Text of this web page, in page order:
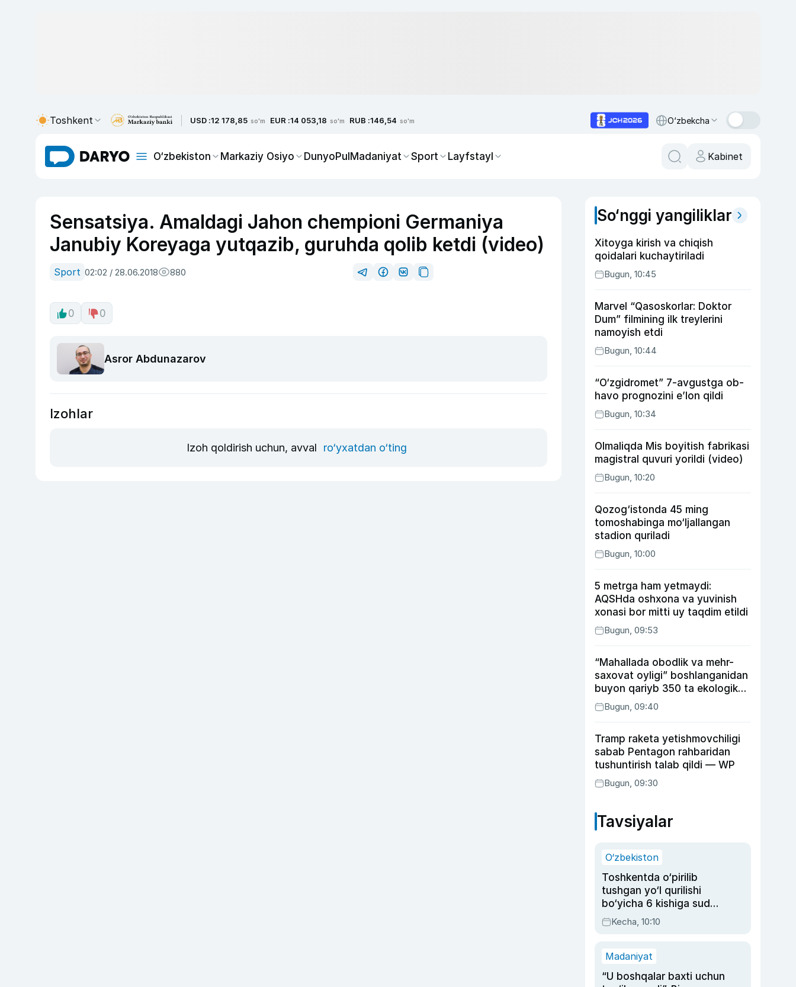
Toshkent USD :12 178,85 so'm EUR :14 053,18 so'm RUB :146,54 so'm O‘zbekcha
O‘zbekiston Markaziy Osiyo DunyoPulMadaniyat Sport Layfstayl Kabinet
Sensatsiya. Amaldagi Jahon chempioni Germaniya
Janubiy Koreyaga yutqazib, guruhda qolib ketdi (video)
Sport 02:02 / 28.06.2018 880
0 0
Asror Abdunazarov
Izohlar
Izoh qoldirish uchun, avval ro‘yxatdan o‘ting
So‘nggi yangiliklar
Xitoyga kirish va chiqish
qoidalari kuchaytiriladi
Bugun, 10:45
Marvel “Qasoskorlar: Doktor
Dum” filmining ilk treylerini
namoyish etdi
Bugun, 10:44
“O‘zgidromet” 7-avgustga ob-
havo prognozini e’lon qildi
Bugun, 10:34
Olmaliqda Mis boyitish fabrikasi
magistral quvuri yorildi (video)
Bugun, 10:20
Qozog‘istonda 45 ming
tomoshabinga mo‘ljallangan
stadion quriladi
Bugun, 10:00
5 metrga ham yetmaydi:
AQSHda oshxona va yuvinish
xonasi bor mitti uy taqdim etildi
Bugun, 09:53
“Mahallada obodlik va mehr-
saxovat oyligi” boshlanganidan
buyon qariyb 350 ta ekologik
huquqbuzarlik aniqlandi
Bugun, 09:40
Tramp raketa yetishmovchiligi
sabab Pentagon rahbaridan
tushuntirish talab qildi — WP
Bugun, 09:30
Tavsiyalar
O‘zbekiston
Toshkentda o‘pirilib
tushgan yo‘l qurilishi
bo‘yicha 6 kishiga sud
hukmi o‘qildi
Kecha, 10:10
Madaniyat
“U boshqalar baxti uchun